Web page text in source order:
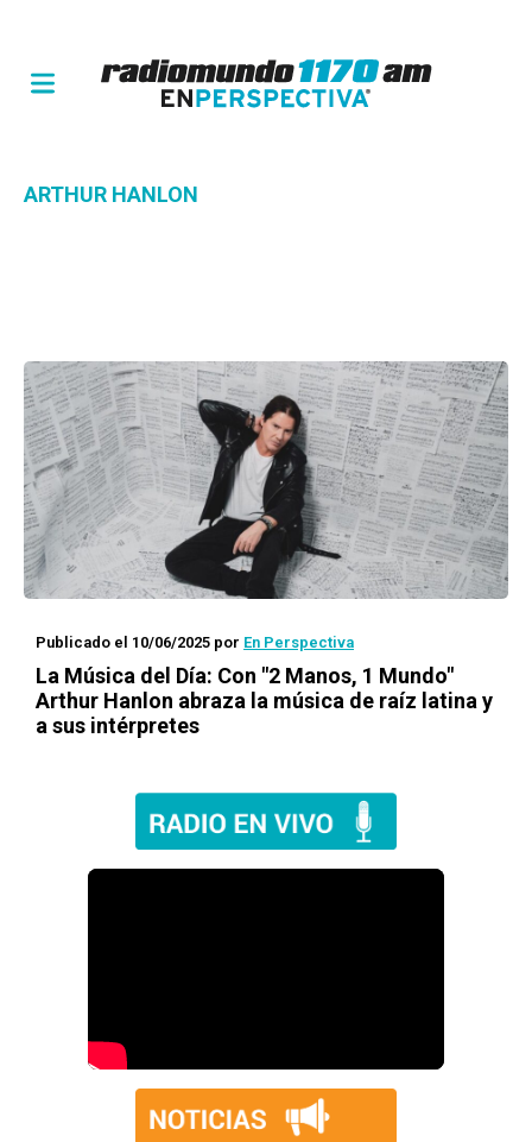
ARTHUR HANLON
Publicado el 10/06/2025 por En Perspectiva
La Música del Día: Con "2 Manos, 1 Mundo"
Arthur Hanlon abraza la música de raíz latina y
a sus intérpretes